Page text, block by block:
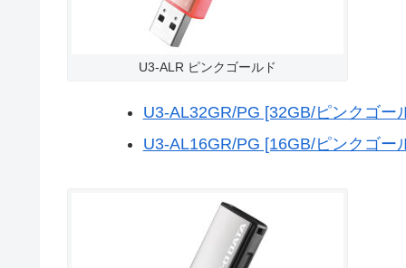
U3-ALR ピンクゴールド
U3-AL32GR/PG [32GB/ピンクゴー
U3-AL16GR/PG [16GB/ピンクゴー